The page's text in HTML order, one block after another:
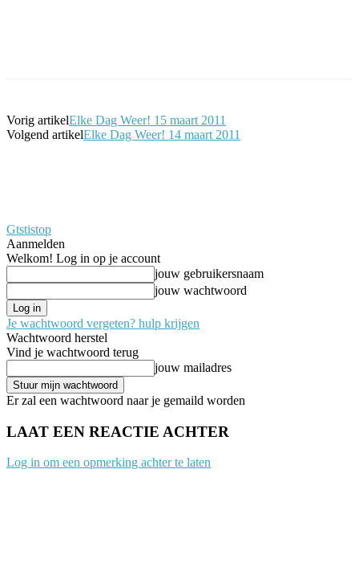
Vorig artikelElke Dag Weer! 15 maart 2011
Volgend artikelElke Dag Weer! 14 maart 2011
Gtstistop
Aanmelden
Welkom! Log in op je account
jouw gebruikersnaam
jouw wachtwoord
Je wachtwoord vergeten? hulp krijgen
Wachtwoord herstel
Vind je wachtwoord terug
jouw mailadres
Er zal een wachtwoord naar je gemaild worden
LAAT EEN REACTIE ACHTER
Log in om een opmerking achter te laten